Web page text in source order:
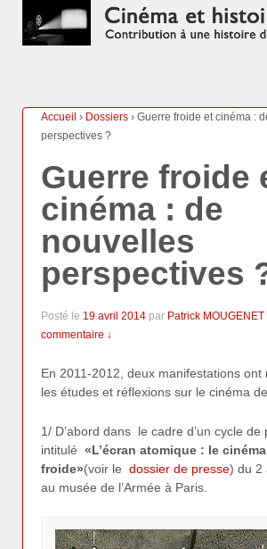
Accueil › Dossiers › Guerre froide et cinéma :
perspectives ?
Guerre froide
cinéma : de
nouvelles
perspectives
Posté le 19 avril 2014 par Patrick MOUGENET
commentaire ↓
En 2011-2012, deux manifestations ont
les études et réflexions sur le cinéma
1/ D’abord dans le cadre d’un cycle de
intitulé «L’écran atomique : le
froide»(voir le dossier de presse) du 2
au musée de l’Armée à Paris.